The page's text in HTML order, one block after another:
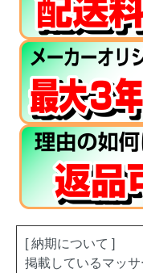
[ 納期について ]
掲載しているマッ